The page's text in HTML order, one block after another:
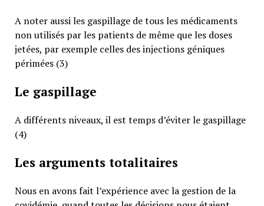
A noter aussi les gaspillage de tous les médicaments
non utilisés par les patients de même que les doses
jetées, par exemple celles des injections géniques
périmées (3)
Le gaspillage
A différents niveaux, il est temps d’éviter le gaspillage
(4)
Les arguments totalitaires
Nous en avons fait l’expérience avec la gestion de la